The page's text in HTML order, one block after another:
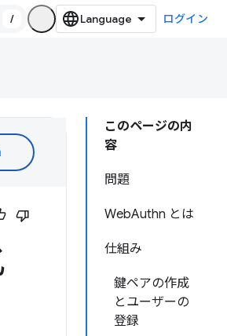
/ ログイン
このページの内
容
問題
WebAuthn とは
仕組み
鍵ペアの作成
とユーザーの
登録